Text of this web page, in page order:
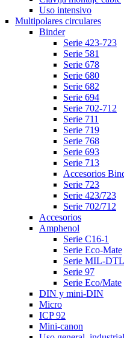
Uso intensivo
Multipolares circulares
Binder
Serie 423-723
Serie 581
Serie 678
Serie 680
Serie 682
Serie 694
Serie 702-712
Serie 711
Serie 719
Serie 768
Serie 693
Serie 713
Accesorios
Serie 723
Serie 423/723
Serie 702/712
Accesorios
Amphenol
Serie C16-1
Serie Eco-Mate
Serie MIL-
Serie 97
Serie Eco/Mate
DIN y mini-DIN
Micro
ICP 92
Mini-canon